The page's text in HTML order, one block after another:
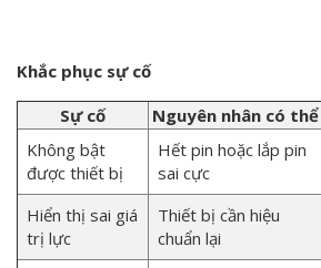
Khắc phục sự cố
Sự cố
Nguyên nhân có thể
Không bật
được thiết bị
Hết pin hoặc lắp pin
sai cực
Hiển thị sai giá
trị lực
Thiết bị cần hiệu
chuẩn lại